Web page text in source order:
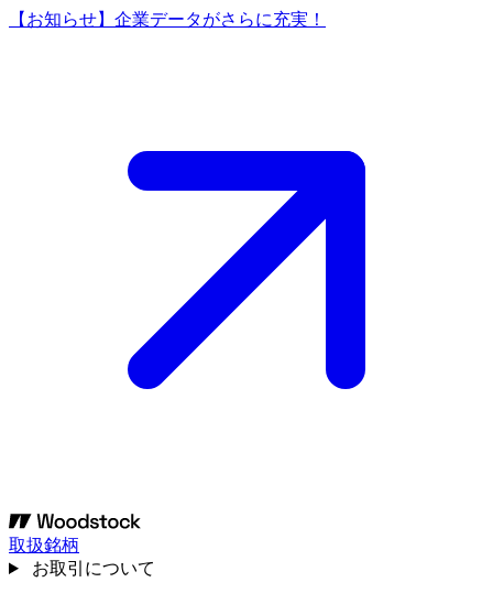
【お知らせ】企業データがさらに充実！
取扱銘柄
お取引について